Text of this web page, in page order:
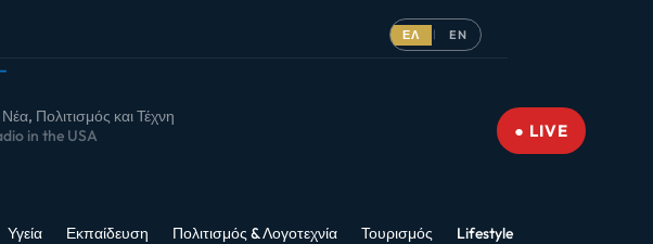
ΕΛ | EN
Πολιτισμός και Τέχνη
in the USA
● LIVE
Υγεία Εκπαίδευση Πολιτισμός & Λογοτεχνία Τουρισμός Lifestyle